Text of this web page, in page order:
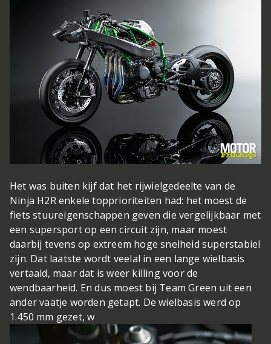
Het was buiten kijf dat het rijwielgedeelte van de
Ninja H2R enkele topprioriteiten had: het moest de
fiets stuureigenschappen geven die vergelijkbaar met
een supersport op een circuit zijn, maar moest
daarbij tevens op extreem hoge snelheid superstabiel
zijn. Dat laatste wordt veelal in een lange wielbasis
vertaald, maar dat is weer killing voor de
wendbaarheid. En dus moest bij Team Green uit een
ander vaatje worden getapt. De wielbasis werd op
1.450 mm gezet, w